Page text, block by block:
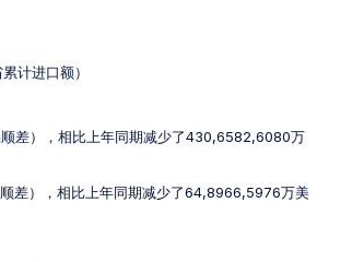
计进口额）
差），相比上年同期减少了430,6582,6080万
差），相比上年同期减少了64,8966,5976万美